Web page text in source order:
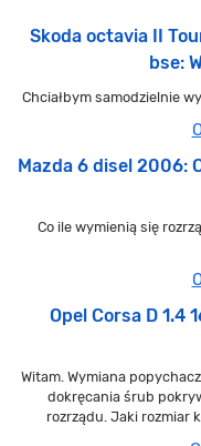
Skoda octavia II
bse:
Chciałbym samodzielnie
Mazda 6 disel 2006:
Co ile wymienią się
Opel Corsa D 1.4
Witam. Wymiana
dokręcania śrub
rozrządu. Jaki rozmiar